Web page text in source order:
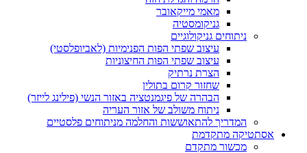
מאמי מייקאובר
ניתוחים גניקולוגיים
עיצוב שפתי הפות הפנימיות (לאביופלסטי)
עיצוב שפתי הפות החיצוניות
הצרת נרתיק
שחזור קרום בתולין
הבהרה של פיגמנטציה באזור הנשי (פילינג לייזר)
ניתוח משולב של אזור העריה
המדריך להתאוששות והחלמה מניתוחים פלסטיים
מתקדמת
מכשור מתקדם